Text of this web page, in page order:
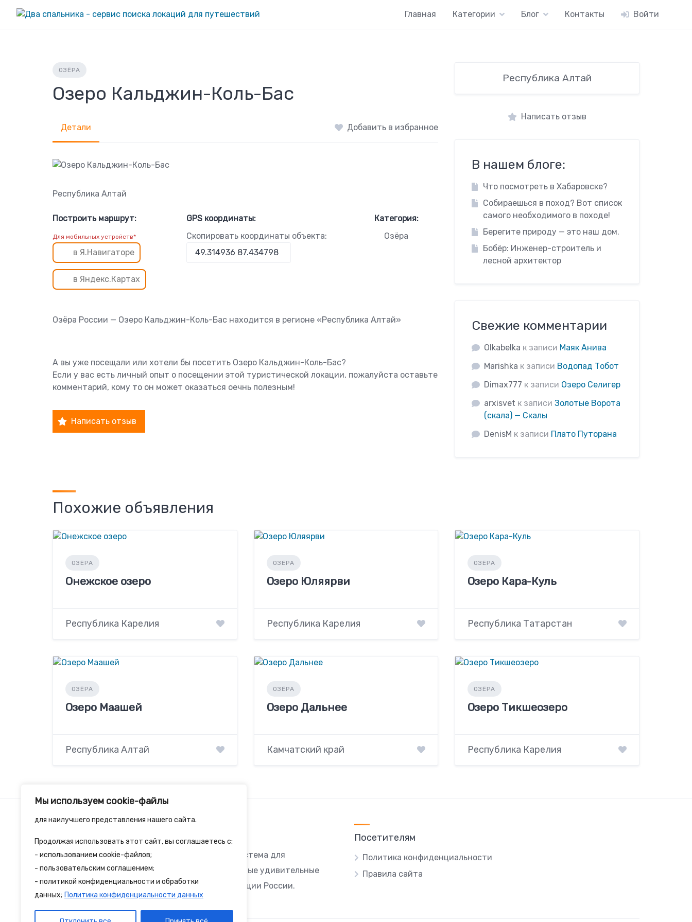
Мы используем cookie-файлы
для наилучшего представления нашего сайта.
Продолжая использовать этот сайт, вы соглашаетесь с:
- использованием cookie-файлов;
- пользовательским соглашением;
- политикой конфиденциальности и обработки
данных; Политика конфиденциальности данных
Главная Категории Блог Контакты Войти
ОЗЁРА
Озеро Кальджин-Коль-Бас
Детали Добавить в избранное
Республика Алтай
Построить маршрут:
Для мобильных устройств*
в Я.Навигаторе
в Яндекс.Картах
GPS координаты:
Скопировать координаты объекта:
Категория:
Озёра
Озёра России — Озеро Кальджин-Коль-Бас находится в регионе «Республика Алтай»
А вы уже посещали или хотели бы посетить Озеро Кальджин-Коль-Бас?
Если у вас есть личный опыт о посещении этой туристической локации, пожалуйста оставьте
комментарий, кому то он может оказаться оечнь полезным!
Написать отзыв
Республика Алтай
Написать отзыв
В нашем блоге:
Что посмотреть в Хабаровске?
Собираешься в поход? Вот список
самого необходимого в походе!
Берегите природу — это наш дом.
Бобёр: Инженер-строитель и
лесной архитектор
Свежие комментарии
Olkabelka к записи Маяк Анива
Marishka к записи Водопад Тобот
Dimax777 к записи Озеро Селигер
arxisvet к записиЗолотые Ворота
(скала) — Скалы
DenisM к записи Плато Путорана
Похожие объявления
ОЗЁРА
Онежское озеро
Республика Карелия
ОЗЁРА
Озеро Юляярви
Республика Карелия
ОЗЁРА
Озеро Кара-Куль
Республика Татарстан
ОЗЁРА
Озеро Маашей
Республика Алтай
ОЗЁРА
Озеро Дальнее
Камчатский край
ОЗЁРА
Озеро Тикшеозеро
Республика Карелия
2spalnika.ru — это удобная информационная система для
путешественников и туристов где собраны самые удивительные
достопримечательности и туристические локации России.
Посетителям
Политика конфиденциальности
Правила сайта